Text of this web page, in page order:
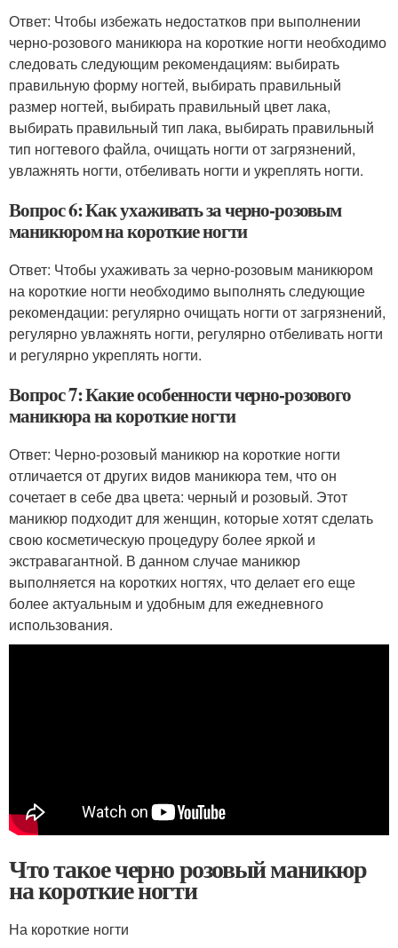
Ответ: Чтобы избежать недостатков при выполнении
черно-розового маникюра на короткие ногти необходимо
следовать следующим рекомендациям: выбирать
правильную форму ногтей, выбирать правильный
размер ногтей, выбирать правильный цвет лака,
выбирать правильный тип лака, выбирать правильный
тип ногтевого файла, очищать ногти от загрязнений,
увлажнять ногти, отбеливать ногти и укреплять ногти.
Вопрос 6: Как ухаживать за черно-розовым
маникюром на короткие ногти
Ответ: Чтобы ухаживать за черно-розовым маникюром
на короткие ногти необходимо выполнять следующие
рекомендации: регулярно очищать ногти от загрязнений,
регулярно увлажнять ногти, регулярно отбеливать ногти
и регулярно укреплять ногти.
Вопрос 7: Какие особенности черно-розового
маникюра на короткие ногти
Ответ: Черно-розовый маникюр на короткие ногти
отличается от других видов маникюра тем, что он
сочетает в себе два цвета: черный и розовый. Этот
маникюр подходит для женщин, которые хотят сделать
свою косметическую процедуру более яркой и
экстравагантной. В данном случае маникюр
выполняется на коротких ногтях, что делает его еще
более актуальным и удобным для ежедневного
использования.
Что такое черно розовый маникюр
на короткие ногти
На короткие ногти